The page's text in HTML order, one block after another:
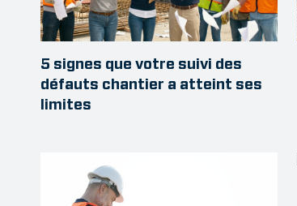
5 signes que votre suivi des
défauts chantier a atteint ses
limites